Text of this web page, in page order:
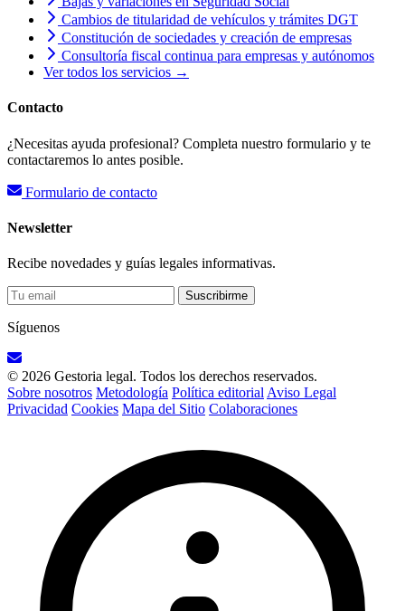
Cambios de titularidad de vehículos y trámites DGT
Constitución de sociedades y creación de empresas
Consultoría fiscal continua para empresas y autónomos
Ver todos los servicios →
Contacto
¿Necesitas ayuda profesional? Completa nuestro formulario y te
contactaremos lo antes posible.
Formulario de contacto
Newsletter
Recibe novedades y guías legales informativas.
Suscribirme
Síguenos
© 2026 Gestoria legal. Todos los derechos reservados.
Sobre nosotros Metodología Política editorial Aviso Legal
Privacidad Cookies Mapa del Sitio Colaboraciones